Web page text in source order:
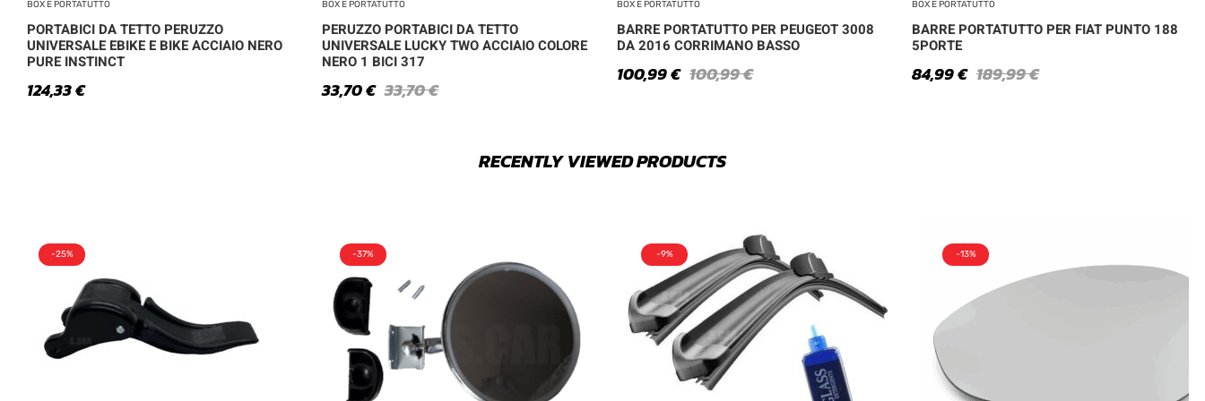
BOX E PORTATUTTO
PORTABICI DA TETTO PERUZZO
UNIVERSALE EBIKE E BIKE ACCIAIO NERO
PURE INSTINCT
124,33€
BOX E PORTATUTTO
PERUZZO PORTABICI DA TETTO
UNIVERSALE LUCKY TWO ACCIAIO COLORE
NERO 1 BICI 317
33,70€
33,70€
BOX E PORTATUTTO
BARRE PORTATUTTO PER PEUGEOT 3008
DA 2016 CORRIMANO BASSO
100,99€
100,99€
BOX E PORTATUTTO
BARRE PORTATUTTO PER FIAT PUNTO 188
5PORTE
189,99€
84,99€
RECENTLY VIEWED PRODUCTS
-25% -37% -9% -13%